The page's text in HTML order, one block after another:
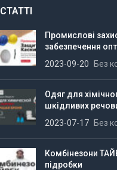
СТАТТІ
Промислові
забезпечення
2023-09-20
Без
Одяг для
шкідливих
2023-07-17
Без
Комбінезони
підробки